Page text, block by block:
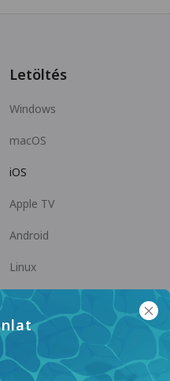
Letöltés
Windows
macOS
iOS
Apple TV
Android
Linux
Android TV
Együttműködés
Legyen Partner